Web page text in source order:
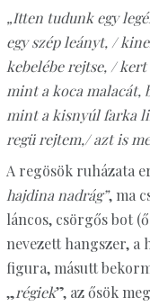
„Itten tudunk egy
egy szép leányt, /
kebelébe rejtse, /
mint a koca malacát,
mint a kisnyúl farka
regü rejtem,/ azt is
A regösök ruházata
hajdina nadrág”, ma
láncos, csörgős bot
nevezett hangszer, a
figura, másutt
„régiek”, az ősök